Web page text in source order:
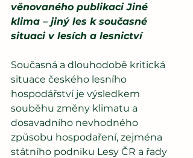
věnovaného publikaci Jiné
klima – jiný les k současné
situaci v lesích a lesnictví
Současná a dlouhodobě kritická
situace českého lesního
hospodářství je výsledkem
souběhu změny klimatu a
dosavadního nevhodného
způsobu hospodaření, zejména
státního podniku Lesy ČR a řady